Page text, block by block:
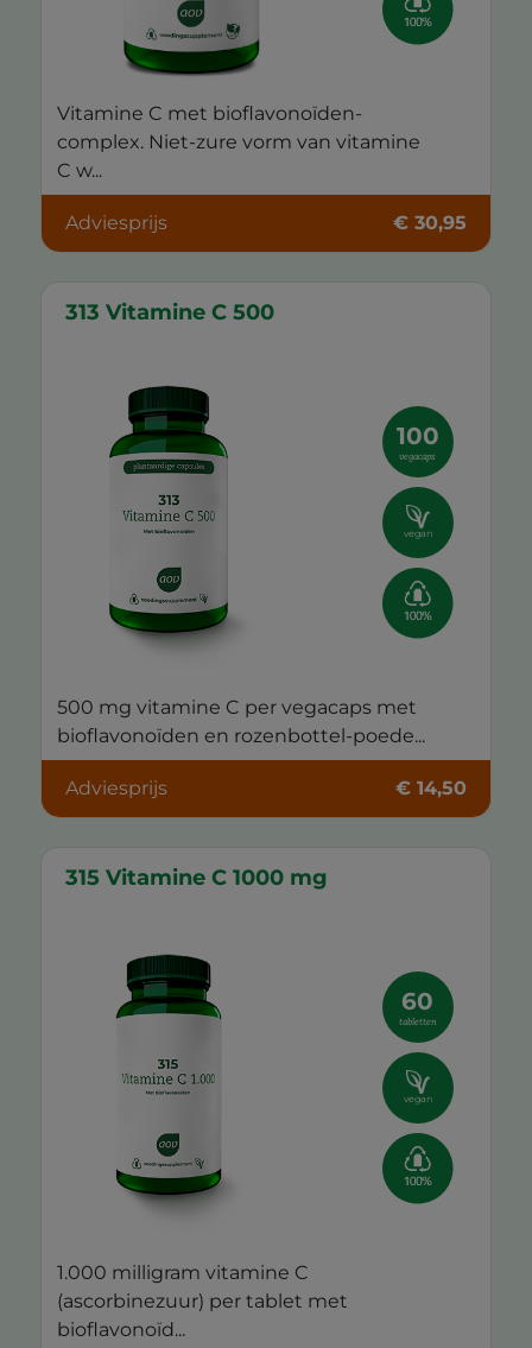
Vitamine C met bioflavonoïden-
complex. Niet-zure vorm van vitamine
C w...
Adviesprijs € 30,95
313 Vitamine C 500
100
vegacaps
vegan
500 mg vitamine C per vegacaps met
bioflavonoïden en rozenbottel-poede...
Adviesprijs € 14,50
315 Vitamine C 1000 mg
60
tabletten
vegan
1.000 milligram vitamine C
(ascorbinezuur) per tablet met
bioflavonoïd...